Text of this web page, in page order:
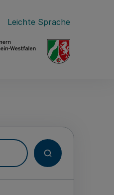
Leichte Sprache